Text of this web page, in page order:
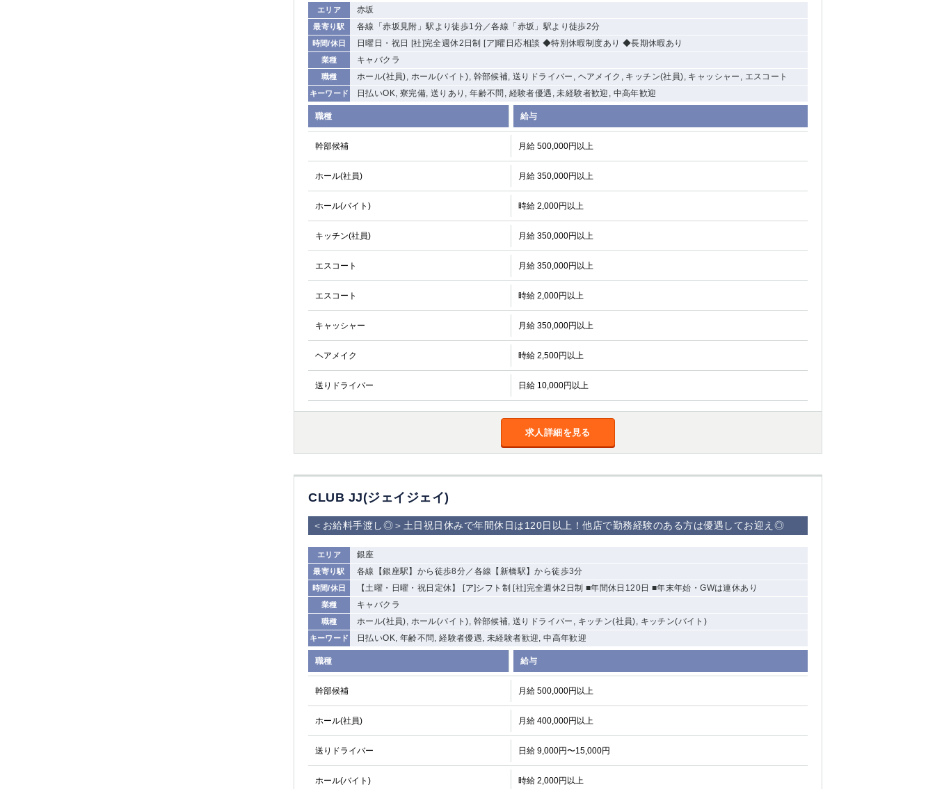
エリア 赤坂
最寄り駅 各線「赤坂見附」駅より徒歩1分／各線「赤坂」駅より徒歩2分
時間/休日 日曜日・祝日 [社]完全週休2日制 [ア]曜日応相談 ◆特別休暇制度あり ◆長期休暇あり
業種 キャバクラ
職種 ホール(社員), ホール(バイト), 幹部候補, 送りドライバー, ヘアメイク, キッチン(社員), キャッシャー, エスコート
キーワード 日払いOK, 寮完備, 送りあり, 年齢不問, 経験者優遇, 未経験者歓迎, 中高年歓迎
職種 給与
幹部候補 月給 500,000円以上
ホール(社員) 月給 350,000円以上
ホール(バイト) 時給 2,000円以上
キッチン(社員) 月給 350,000円以上
エスコート 月給 350,000円以上
エスコート 時給 2,000円以上
キャッシャー 月給 350,000円以上
ヘアメイク 時給 2,500円以上
送りドライバー 日給 10,000円以上
求人詳細を見る
CLUB JJ(ジェイジェイ)
＜お給料手渡し◎＞土日祝日休みで年間休日は120日以上！他店で勤務経験のある方は優遇してお迎え◎
エリア 銀座
最寄り駅 各線【銀座駅】から徒歩8分／各線【新橋駅】から徒歩3分
時間/休日 【土曜・日曜・祝日定休】 [ア]シフト制 [社]完全週休2日制 ■年間休日120日 ■年末年始・GWは連休あり
業種 キャバクラ
職種 ホール(社員), ホール(バイト), 幹部候補, 送りドライバー, キッチン(社員), キッチン(バイト)
キーワード 日払いOK, 年齢不問, 経験者優遇, 未経験者歓迎, 中高年歓迎
職種 給与
幹部候補 月給 500,000円以上
ホール(社員) 月給 400,000円以上
送りドライバー 日給 9,000円〜15,000円
ホール(バイト) 時給 2,000円以上